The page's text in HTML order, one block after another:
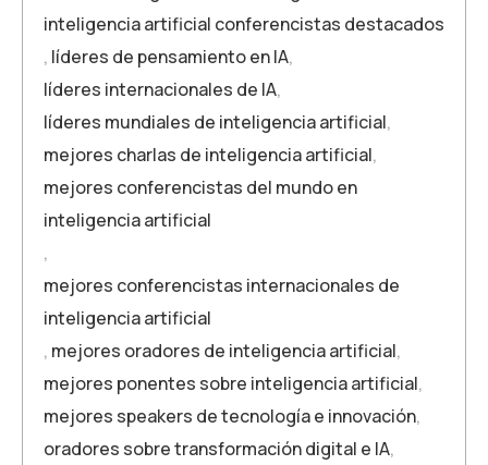
inteligencia artificial conferencistas destacados
, líderes de pensamiento en IA,
líderes internacionales de IA,
líderes mundiales de inteligencia artificial,
mejores charlas de inteligencia artificial,
mejores conferencistas del mundo en
inteligencia artificial
,
mejores conferencistas internacionales de
inteligencia artificial
, mejores oradores de inteligencia artificial,
mejores ponentes sobre inteligencia artificial,
mejores speakers de tecnología e innovación,
oradores sobre transformación digital e IA,